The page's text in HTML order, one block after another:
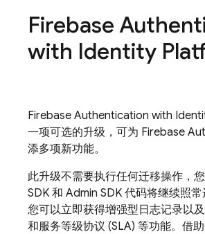
Firebase
with Identity
Firebase Authentication with
一项可选的升级，可为 Firebase
添多项新功能。
此升级不需要执行任何迁移操作，
SDK 和 Admin SDK 代码将继续照常
您可以立即获得增强型日志记录以
和服务等级协议 (SLA) 等功能。借